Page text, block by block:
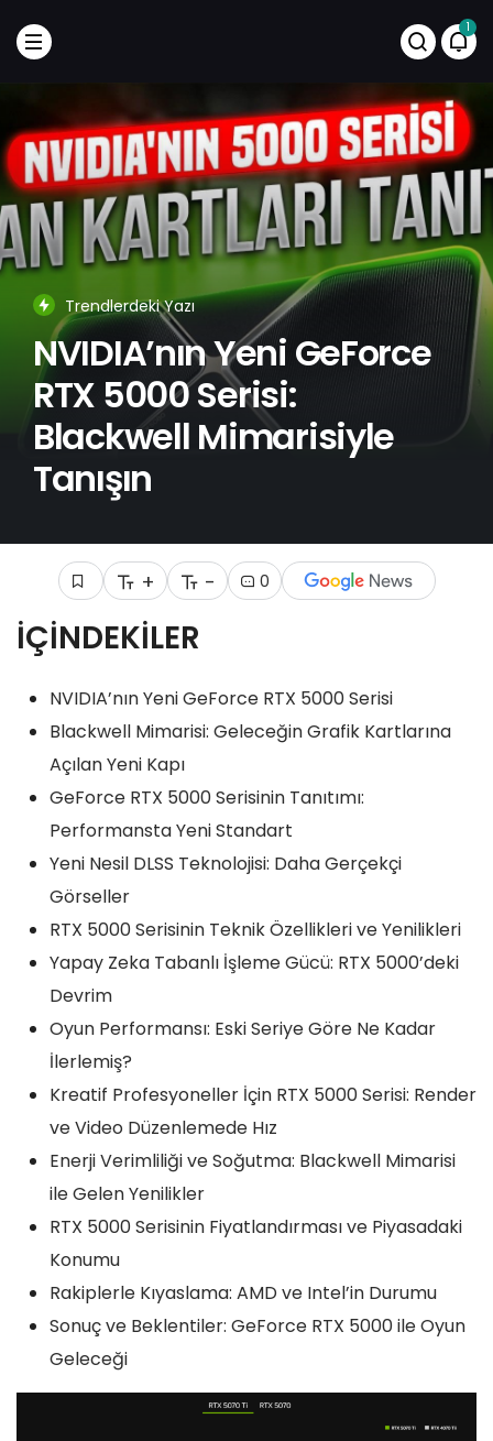
1
Trendlerdeki Yazı
NVIDIA’nın Yeni GeForce
RTX 5000 Serisi:
Blackwell Mimarisiyle
Tanışın
+ - 0
İÇİNDEKİLER
NVIDIA’nın Yeni GeForce RTX 5000 Serisi
Blackwell Mimarisi: Geleceğin Grafik Kartlarına
Açılan Yeni Kapı
GeForce RTX 5000 Serisinin Tanıtımı:
Performansta Yeni Standart
Yeni Nesil DLSS Teknolojisi: Daha Gerçekçi
Görseller
RTX 5000 Serisinin Teknik Özellikleri ve Yenilikleri
Yapay Zeka Tabanlı İşleme Gücü: RTX 5000’deki
Devrim
Oyun Performansı: Eski Seriye Göre Ne Kadar
İlerlemiş?
Kreatif Profesyoneller İçin RTX 5000 Serisi: Render
ve Video Düzenlemede Hız
Enerji Verimliliği ve Soğutma: Blackwell Mimarisi
ile Gelen Yenilikler
RTX 5000 Serisinin Fiyatlandırması ve Piyasadaki
Konumu
Rakiplerle Kıyaslama: AMD ve Intel’in Durumu
Sonuç ve Beklentiler: GeForce RTX 5000 ile Oyun
Geleceği